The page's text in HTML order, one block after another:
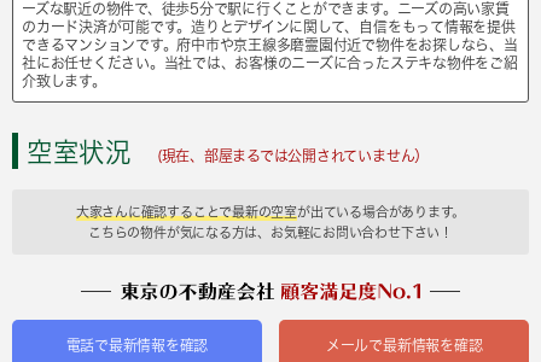
ーズな駅近の物件で、徒歩5分で駅に行くことができます。ニーズの高い家賃
のカード決済が可能です。造りとデザインに関して、自信をもって情報を提供
できるマンションです。府中市や京王線多磨霊園付近で物件をお探しなら、当
社にお任せください。当社では、お客様のニーズに合ったステキな物件をご紹
介致します。
空室状況 (現在、部屋まるでは公開されていません）
大家さんに確認することで最新の空室が出ている場合があります。
こちらの物件が気になる方は、お気軽にお問い合わせ下さい！
電話で最新情報を確認 メールで最新情報を確認